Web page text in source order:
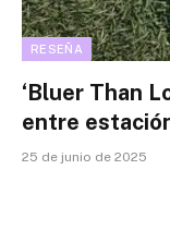
RESEÑA
‘Bluer Than
entre
25 de junio de 2025